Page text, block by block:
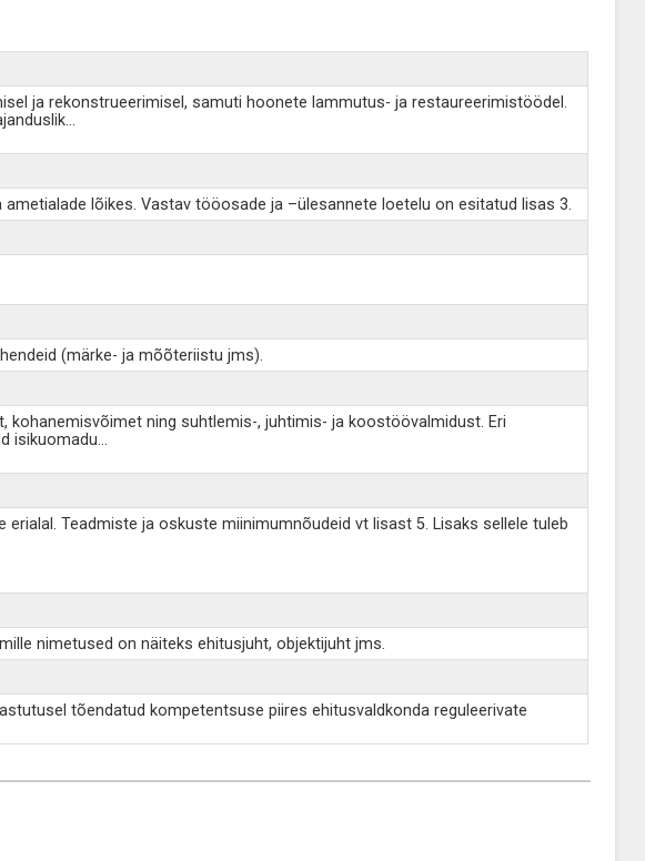
ja rekonstrueerimisel, samuti hoonete lammutus- ja restaureerimistöödel.
...
lõikes. Vastav tööosade ja –ülesannete loetelu on esitatud lisas 3.
(märke- ja mõõteriistu jms).
ning suhtlemis-, juhtimis- ja koostöövalmidust. Eri
isikuomadu...
Teadmiste ja oskuste miinimumnõudeid vt lisast 5. Lisaks sellele tuleb
nimetused on näiteks ehitusjuht, objektijuht jms.
tõendatud kompetentsuse piires ehitusvaldkonda reguleerivate